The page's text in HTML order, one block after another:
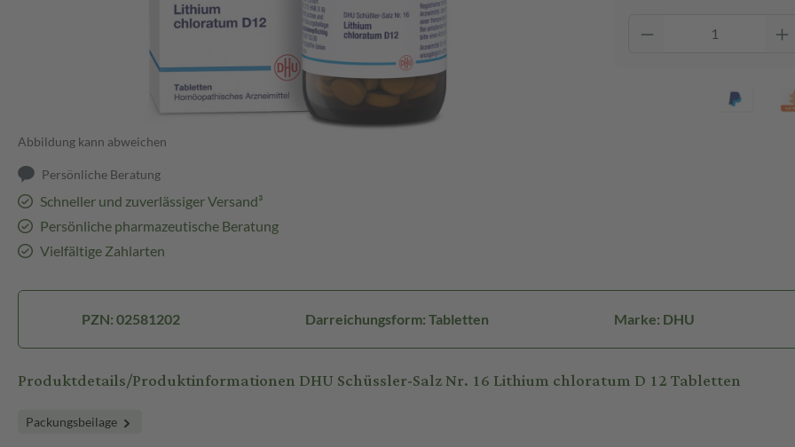
Abbildung kann abweichen
Persönliche Beratung
Schneller und zuverlässiger Versand³
Persönliche pharmazeutische Beratung
Vielfältige Zahlarten
PZN: 02581202 Darreichungsform: Tabletten Marke: DHU
Produktdetails/Produktinformationen DHU Schüssler-Salz Nr. 16 Lithium chloratum D 12 Tabletten
Packungsbeilage